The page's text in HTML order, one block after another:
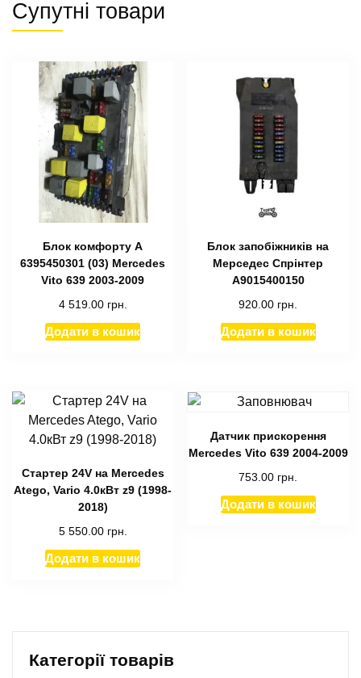
Супутні товари
Блок комфорту A
6395450301 (03) Mercedes
Vito 639 2003-2009
4 519.00 грн.
Додати в кошик
Блок запобіжників на
Мерседес Спрінтер
А9015400150
920.00 грн.
Додати в кошик
Стартер 24V на Mercedes
Atego, Vario 4.0кВт z9 (1998-
2018)
5 550.00 грн.
Додати в кошик
Датчик прискорення
Mercedes Vito 639 2004-2009
753.00 грн.
Додати в кошик
Категорії товарів